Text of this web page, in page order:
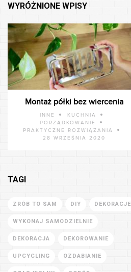
WYRÓŻNIONE WPISY
Montaż półki bez wiercenia
INNE
KUCHNIA
PORZĄDKOWANIE
PRAKTYCZNE ROZWIĄZANIA
28 WRZEŚNIA 2020
TAGI
ZRÓB TO SAM DIY DEKORACJE
WYKONAJ SAMODZIELNIE
DEKORACJA DEKOROWANIE
UPCYCLING OZDABIANIE